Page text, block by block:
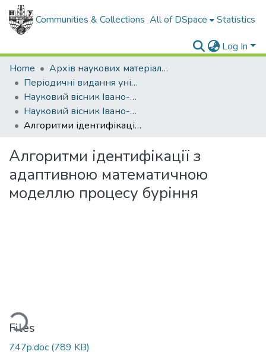
Communities & Collections All of DSpace Statistics
Log In
Home
Архів наукових матеріалів
Періодичні видання університету
Науковий вісник Івано-Франківського національного технічного університету нафти і газу
Науковий вісник Івано-Франківського національного технічного університету нафти і газу - 2002 - №1
Алгоритми ідентифікації з адаптивною математичною моделлю процесу буріння
Алгоритми ідентифікації з
адаптивною математичною
моделлю процесу буріння
Files
747p.doc (789 KB)